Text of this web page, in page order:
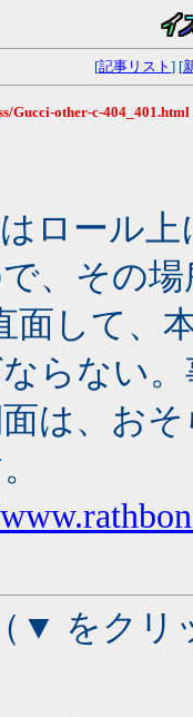
[記事リスト ] [
Gucci-other-c-404_401.html
ロール
、その
面して、
らない
は、お
▼ をクリ